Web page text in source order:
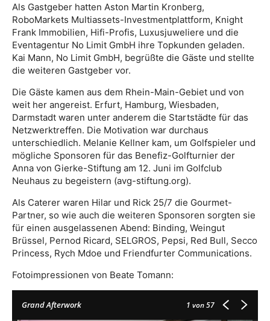
Als Gastgeber hatten Aston Martin Kronberg,
RoboMarkets Multiassets-Investmentplattform, Knight
Frank Immobilien, Hifi-Profis, Luxusjuweliere und die
Eventagentur No Limit GmbH ihre Topkunden geladen.
Kai Mann, No Limit GmbH, begrüßte die Gäste und stellte
die weiteren Gastgeber vor.
Die Gäste kamen aus dem Rhein-Main-Gebiet und von
weit her angereist. Erfurt, Hamburg, Wiesbaden,
Darmstadt waren unter anderem die Startstädte für das
Netzwerktreffen. Die Motivation war durchaus
unterschiedlich. Melanie Kellner kam, um Golfspieler und
mögliche Sponsoren für das Benefiz-Golfturnier der
Anna von Gierke-Stiftung am 12. Juni im Golfclub
Neuhaus zu begeistern (avg-stiftung.org).
Als Caterer waren Hilar und Rick 25/7 die Gourmet-
Partner, so wie auch die weiteren Sponsoren sorgten sie
für einen ausgelassenen Abend: Binding, Weingut
Brüssel, Pernod Ricard, SELGROS, Pepsi, Red Bull, Secco
Princess, Rych Mdoe und Friendfurter Communications.
Fotoimpressionen von Beate Tomann:
Grand Afterwork 1 von 57